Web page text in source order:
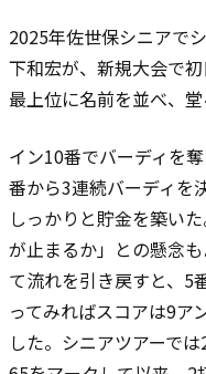
2025年佐世保シニアで
下和宏が、新規大会で
最上位に名前を並べ、
イン10番でバーディを
番から3連続バーディを
しっかりと貯金を築い
が止まるか」との懸念
て流れを引き戻すと、5
ってみればスコアは9ア
した。シニアツアーで